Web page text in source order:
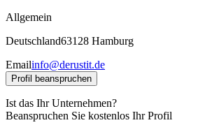
Allgemein
Deutschland63128 Hamburg
Emailinfo@derustit.de
Profil beanspruchen
Ist das Ihr Unternehmen?
Beanspruchen Sie kostenlos Ihr Profil